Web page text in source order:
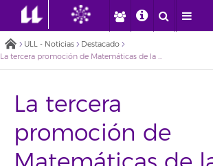
ULL - Noticias
Destacado
La tercera promoción de Matemáticas de la ULL recoge las orlas que no pudo recibir hace cincuenta años
La tercera
promoción de